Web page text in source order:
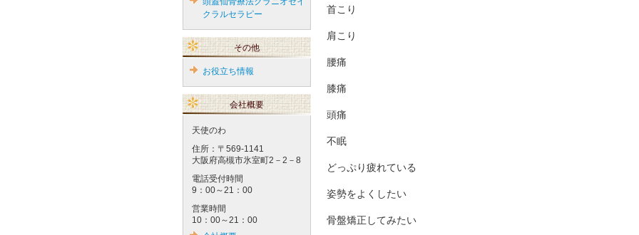
首こり
肩こり
腰痛
膝痛
頭痛
不眠
どっぷり疲れている
姿勢をよくしたい
骨盤矯正してみたい
クラルセラピー
その他
お役立ち情報
会社概要
天使のわ
住所：〒569-1141
大阪府高槻市氷室町2－2－8
電話受付時間
9：00～21：00
営業時間
10：00～21：00